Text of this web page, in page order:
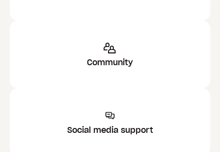
Community
Social media support